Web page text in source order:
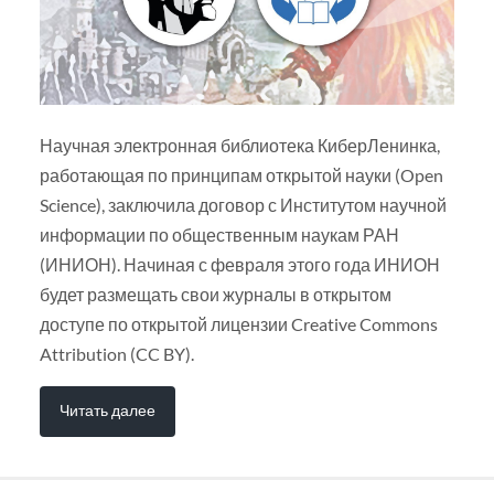
Научная электронная библиотека КиберЛенинка,
работающая по принципам открытой науки (Open
Science), заключила договор с Институтом научной
информации по общественным наукам РАН
(ИНИОН). Начиная с февраля этого года ИНИОН
будет размещать свои журналы в открытом
доступе по открытой лицензии Creative Commons
Attribution (CC BY).
Читать далее